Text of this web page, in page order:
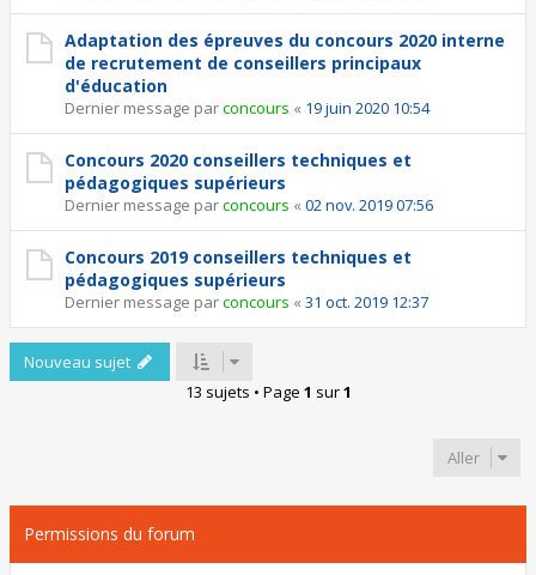
Adaptation des épreuves du concours 2020 interne
de recrutement de conseillers principaux
d'éducation
Dernier message parconcours « 19 juin 2020 10:54
Concours 2020 conseillers techniques et
pédagogiques supérieurs
Dernier message parconcours « 02 nov. 2019 07:56
Concours 2019 conseillers techniques et
pédagogiques supérieurs
Dernier message parconcours « 31 oct. 2019 12:37
Nouveau sujet
13 sujets • Page 1 sur1
Aller
Permissions du forum